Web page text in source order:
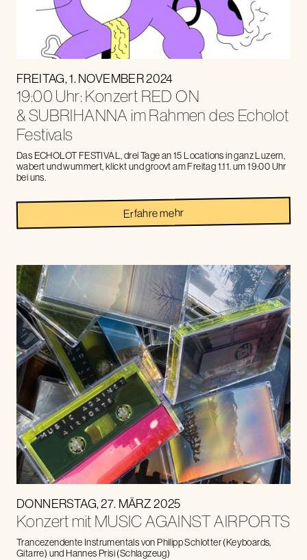
FREITAG,1. NOVEMBER2024
19:00 Uhr: Konzert RED ON
& SUBRIHANNA im Rahmen des Echolot
Festivals
Das ECHOLOT FESTIVAL, drei Tage an 15 Locations in ganz Luzern,
wabert und wummert, klickt und groovt am Freitag 1.11. um 19:00 Uhr
bei uns.
Erfahre mehr
DONNERSTAG,27. MÄRZ2025
Konzert mit MUSIC AGAINST AIRPORTS
Trancezendente Instrumentals von Philipp Schlotter (Keyboards,
Gitarre) und Hannes Prisi (Schlagzeug)